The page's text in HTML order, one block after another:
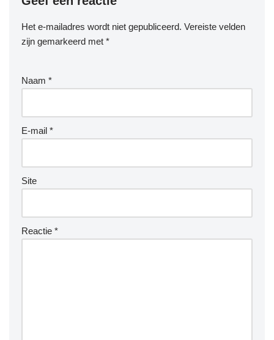
Het e-mailadres wordt niet gepubliceerd. Vereiste velden
zijn gemarkeerd met *
Naam *
E-mail *
Site
Reactie *